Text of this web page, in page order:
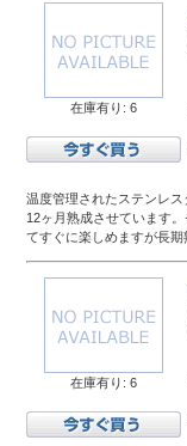
在庫有り: 6
温度管理されたステンレ
12ヶ月熟成させています
てすぐに楽しめますが長
在庫有り: 6